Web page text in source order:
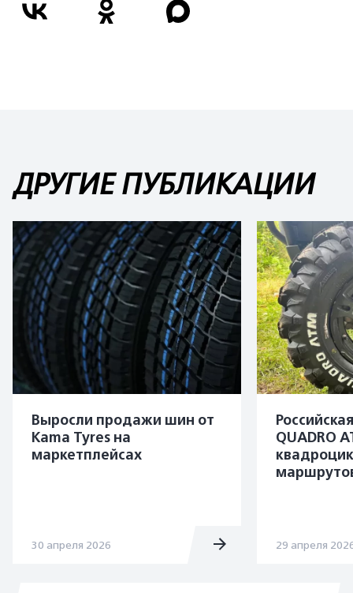
ДРУГИЕ ПУБЛИКАЦИИ
Выросли продажи шин от
Kama Tyres на
маркетплейсах
30 апреля 2026
QUADRO
29 апреля